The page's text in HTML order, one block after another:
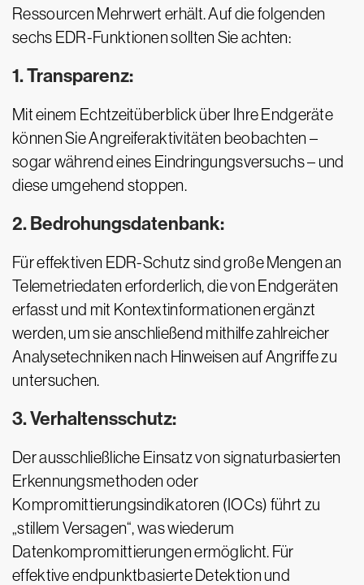
Ressourcen Mehrwert erhält. Auf die folgenden
sechs EDR-Funktionen sollten Sie achten:
1. Transparenz:
Mit einem Echtzeitüberblick über Ihre Endgeräte
können Sie Angreiferaktivitäten beobachten –
sogar während eines Eindringungsversuchs – und
diese umgehend stoppen.
2. Bedrohungsdatenbank:
Für effektiven EDR-Schutz sind große Mengen an
Telemetriedaten erforderlich, die von Endgeräten
erfasst und mit Kontextinformationen ergänzt
werden, um sie anschließend mithilfe zahlreicher
Analysetechniken nach Hinweisen auf Angriffe zu
untersuchen.
3. Verhaltensschutz:
Der ausschließliche Einsatz von signaturbasierten
Erkennungsmethoden oder
Kompromittierungsindikatoren (IOCs) führt zu
„stillem Versagen“, was wiederum
Datenkompromittierungen ermöglicht. Für
effektive endpunktbasierte Detektion und